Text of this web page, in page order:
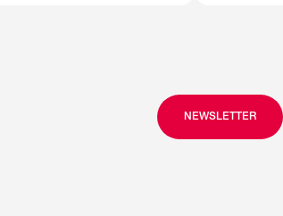
NEWSLETTER